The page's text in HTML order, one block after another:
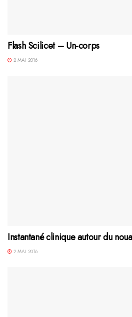
Flash Scilicet – Un-corps
2 MAI 2016
Instantané clinique autour du
2 MAI 2016